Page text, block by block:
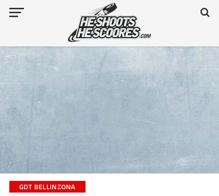
GDT BELLINZONA